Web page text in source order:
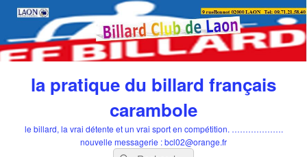
la pratique du billard français
carambole
le billard, la vrai détente et un vrai sport en compétition. ……………….
nouvelle messagerie : bcl02@orange.fr
Recherche